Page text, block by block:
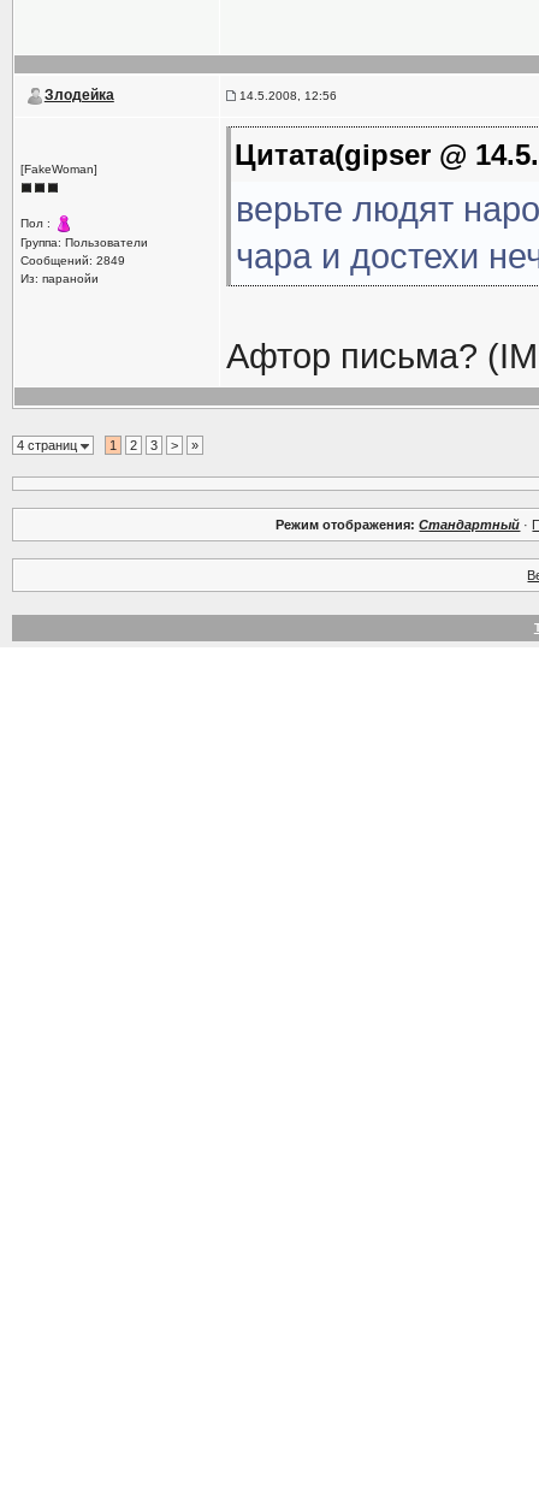
Злодейка 14.5.2008, 12:56
[FakeWoman]
Пол :
Группа: Пользователи
Сообщений: 2849
Из: паранойи
Цитата(gipser @
верьте людят
чара и достехи
Афтор письма?
4 страниц 1 2 3 > »
Режим отображения: Стандартный ·